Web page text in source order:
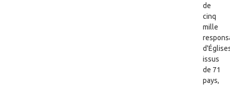
de
cinq
mille
issus
de 71
pays,